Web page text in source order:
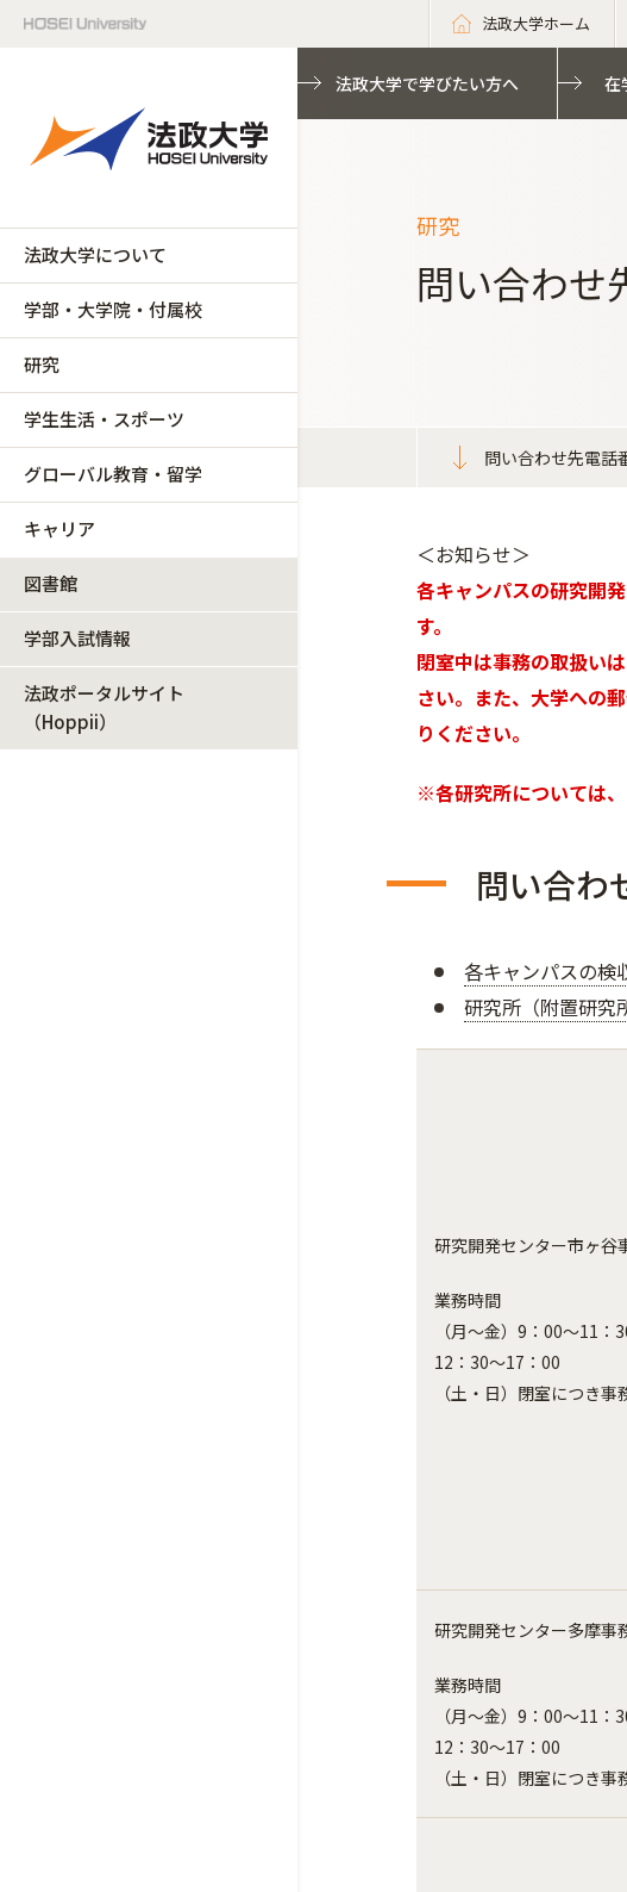
法政大学ホーム
法政大学について
学部・大学院・付属校
研究
学生生活・スポーツ
グローバル教育・留学
キャリア
図書館
学部入試情報
法政ポータルサイト
（Hoppii）
法政大学で学びたい方へ 在
研究
問い合わせ
問い合わせ先電話
＜お知らせ＞
各キャンパスの研究開
す。
閉室中は事務の取扱い
さい。また、大学への
りください。
※各研究所については
問い合わ
各キャンパスの検
研究所（附置研究
研究開発センター市ヶ谷
業務時間
（月～金）9：00～11：
12：30～17：00
（土・日）閉室につき事
研究開発センター多摩事
業務時間
（月～金）9：00～11：
12：30～17：00
（土・日）閉室につき事